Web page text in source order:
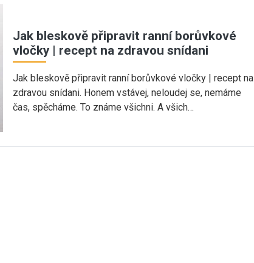
Jak bleskově připravit ranní borůvkové
vločky | recept na zdravou snídani
Jak bleskově připravit ranní borůvkové vločky | recept na
zdravou snídani. Honem vstávej, neloudej se, nemáme
čas, spěcháme. To známe všichni. A všich…